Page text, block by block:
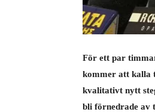
För ett par
kommer att kalla
kvalitativt nytt
bli förnedrade av